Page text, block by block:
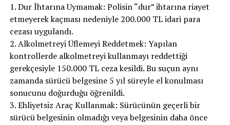
1. Dur İhtarına Uymamak: Polisin “dur” ihtarına riayet
etmeyerek kaçması nedeniyle 200.000 TL idari para
cezası uygulandı.
2. Alkolmetreyi Üflemeyi Reddetmek: Yapılan
kontrollerde alkolmetreyi kullanmayı reddettiği
gerekçesiyle 150.000 TL ceza kesildi. Bu suçun aynı
zamanda sürücü belgesine 5 yıl süreyle el konulması
sonucunu doğurduğu öğrenildi.
3. Ehliyetsiz Araç Kullanmak: Sürücünün geçerli bir
sürücü belgesinin olmadığı veya belgesinin daha önce